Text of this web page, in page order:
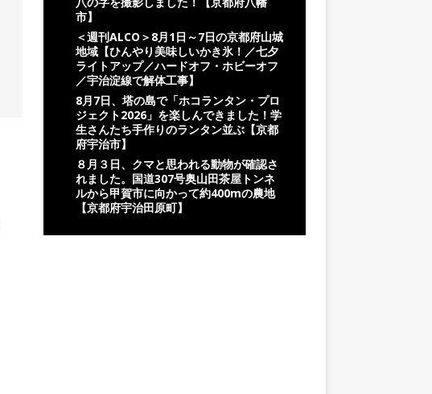
市】
＜週刊ALCO＞8月1日～7日の京都府山城
地域【ひんやり美味しいかき氷！／七夕
ライトアップ／ハードオフ・ホビーオフ
／宇治淀線で解体工事】
8月7日、塔の島で「ホコランタン・プロ
ジェクト2026」を楽しんできました！学
生さんたち手作りのランタン並ぶ【京都
府宇治市】
８月３日、クマと思われる動物が確認さ
れました。国道307号奥山田茶屋トンネ
ルから甲賀市に向かって約400mの農地
【京都府宇治田原町】